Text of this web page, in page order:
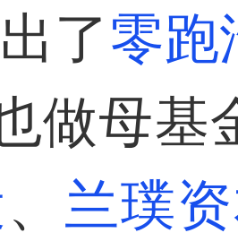
了零跑
做母基
、 兰璞